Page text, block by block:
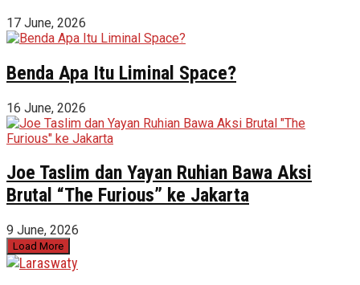
17 June, 2026
Benda Apa Itu Liminal Space?
16 June, 2026
Joe Taslim dan Yayan Ruhian Bawa Aksi
Brutal “The Furious” ke Jakarta
9 June, 2026
Load More